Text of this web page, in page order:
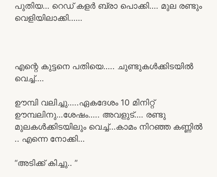
പുതിയ… റെഡ് കളർ ബ്രാ പൊക്കി…. മുല രണ്ടും
വെളിയിലാക്കി……
എന്റെ കുട്ടനെ പതിയെ….. ചുണ്ടുകൾക്കിടയിൽ
വെച്ച്….
ഊമ്പി വലിച്ചു…..ഏകദേശം 10 മിനിറ്റ്
ഊമ്പലിനു…ശേഷം….. അവളുട്…. രണ്ടു
മുലകൾക്കിടയിലും വെച്ച്…കാമം നിറഞ്ഞ കണ്ണിൽ
.. എന്നെ നോക്കി…
“അടിക്ക് കിച്ചു.. ”